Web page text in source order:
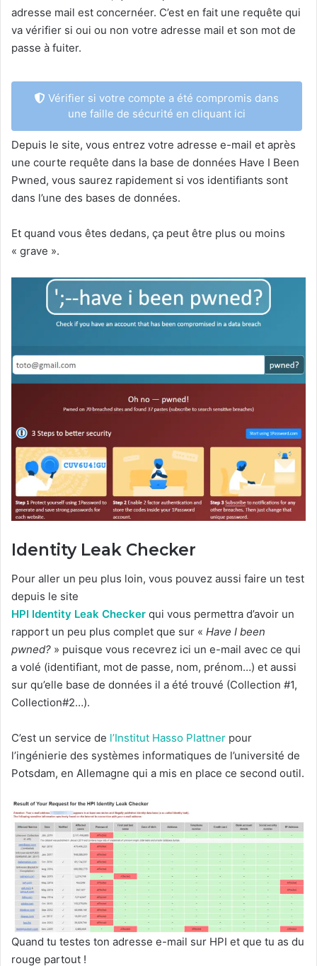
adresse mail est concernéer. C’est en fait une requête qui
va vérifier si oui ou non votre adresse mail et son mot de
passe à fuiter.
Vérifier si votre compte a été compromis dans
une faille de sécurité en cliquant ici
Depuis le site, vous entrez votre adresse e-mail et après
une courte requête dans la base de données Have I Been
Pwned, vous saurez rapidement si vos identifiants sont
dans l’une des bases de données.
Et quand vous êtes dedans, ça peut être plus ou moins
« grave ».
Identity Leak Checker
Pour aller un peu plus loin, vous pouvez aussi faire un test
depuis le site
HPI Identity Leak Checker qui vous permettra d’avoir un
rapport un peu plus complet que sur « Have I been
pwned? » puisque vous recevrez ici un e-mail avec ce qui
a volé (identifiant, mot de passe, nom, prénom…) et aussi
sur qu’elle base de données il a été trouvé (Collection #1,
Collection#2…).
C’est un service de l’Institut Hasso Plattner pour
l’ingénierie des systèmes informatiques de l’université de
Potsdam, en Allemagne qui a mis en place ce second outil.
Quand tu testes ton adresse e-mail sur HPI et que tu as du
rouge partout !